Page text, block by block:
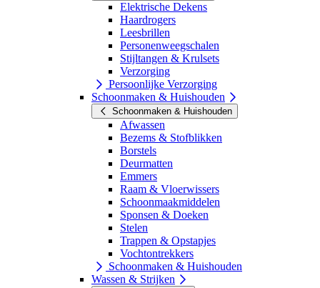
Elektrische Dekens
Haardrogers
Leesbrillen
Personenweegschalen
Stijltangen & Krulsets
Verzorging
Persoonlijke Verzorging
Schoonmaken & Huishouden
Schoonmaken & Huishouden
Afwassen
Bezems & Stofblikken
Borstels
Deurmatten
Emmers
Raam & Vloerwissers
Schoonmaakmiddelen
Sponsen & Doeken
Stelen
Trappen & Opstapjes
Vochtontrekkers
Schoonmaken & Huishouden
Wassen & Strijken